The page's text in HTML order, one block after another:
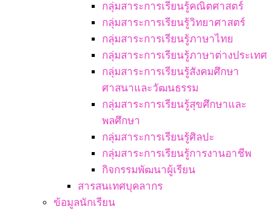
กลุ่มสาระการเรียนรู้คณิตศาสตร์
กลุ่มสาระการเรียนรู้วิทยาศาสตร์
กลุ่มสาระการเรียนรู้ภาษาไทย
กลุ่มสาระการเรียนรู้ภาษาต่างประเทศ
กลุ่มสาระการเรียนรู้สังคมศึกษา
ศาสนาและวัฒนธรรม
กลุ่มสาระการเรียนรู้สุขศึกษาและ
พลศึกษา
กลุ่มสาระการเรียนรู้ศิลปะ
กลุ่มสาระการเรียนรู้การงานอาชีพ
กิจกรรมพัฒนาผู้เรียน
สารสนเทศบุคลากร
ข้อมูลนักเรียน